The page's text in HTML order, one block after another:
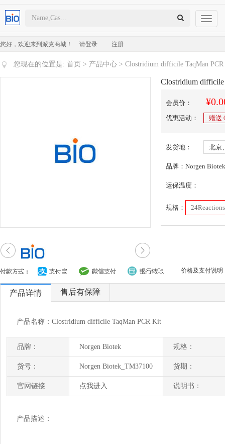
您好，欢迎来到派克商城！ 请登录 注册
Toggle
您现在的位置是: 首页 > 产品中心 > Clostridium difficile TaqMan
Clostridium
会员价：
优惠活动： 赠送
发货地： 北京
品牌：Norgen Biotek
运保温度：
规格： 24Reactions
价格及支付说明
产品详情 售后有保障
产品名称：Clostridium difficile TaqMan PCR Kit
品牌： Norgen Biotek 规格：
货号： Norgen Biotek_TM37100 货期：
官网链接 点我进入 说明书：
产品描述：